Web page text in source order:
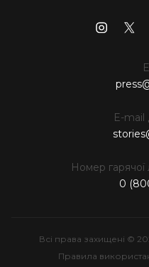
E-mail
Номер гарячої
0
Всі права захищені ©
Правила